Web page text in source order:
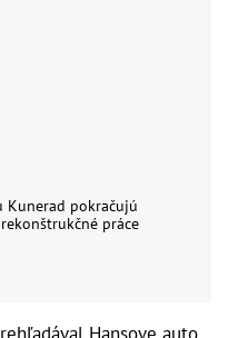
Kunerad pokračujú
práce